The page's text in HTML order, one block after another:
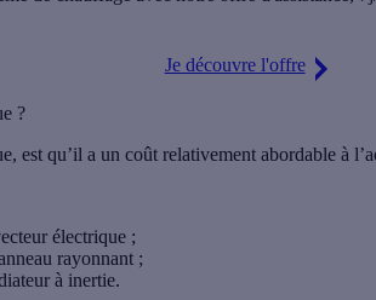
Je découvre l'offre
?
est qu’il a un coût relativement abordable à
électrique ;
rayonnant ;
à inertie.